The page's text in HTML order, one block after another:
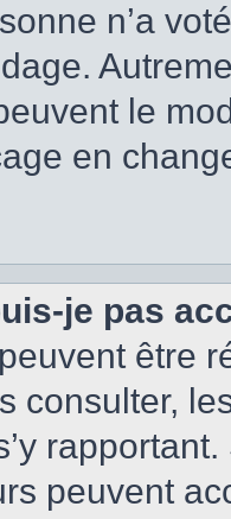
n’a
le
en
je pas
être
consulter,
peuvent